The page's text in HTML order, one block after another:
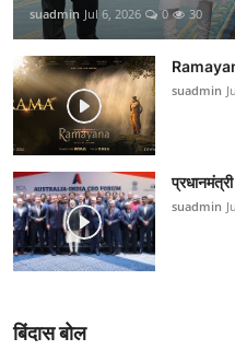
suadmin Jul 6, 2026 0 30
suadmin
suadmin
बिंदास बोल